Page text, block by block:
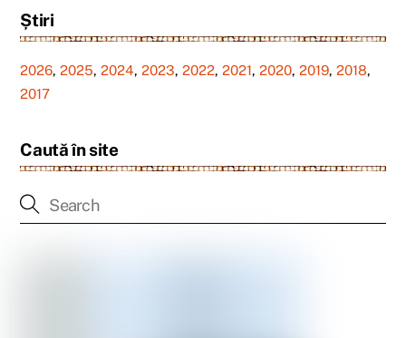
Știri
2026,2025,2024,2023,2022,2021,2020,2019,2018,
2017
Caută în site